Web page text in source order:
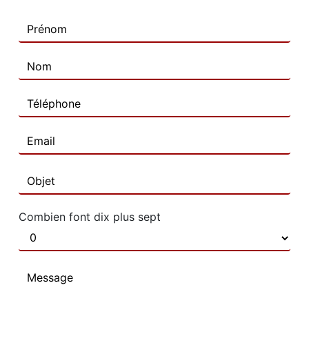
Combien font dix plus sept